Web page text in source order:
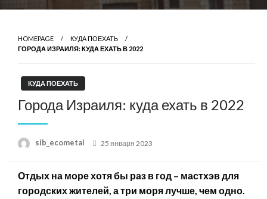
HOMEPAGE
КУДА ПОЕХАТЬ
ГОРОДА ИЗРАИЛЯ: КУДА ЕХАТЬ В 2022
КУДА ПОЕХАТЬ
Города Израиля: куда ехать в 2022
sib_ecometal
Posted
25 января 2023
Отдых на море хотя бы раз в год – мастхэв для
городских жителей, а три моря лучше, чем одно.